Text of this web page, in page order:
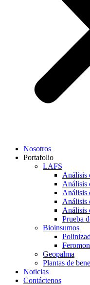
Nosotros
Portafolio
LAFS
Análisis
Análisis
Análisis
Análisis
Análisis
Prueba
Bioinsumos
Geopalma
Plantas de
Noticias
Contáctenos